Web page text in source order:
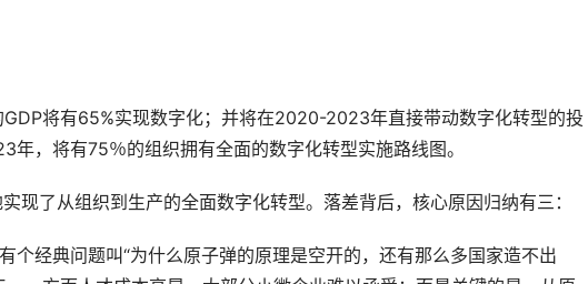
将有65%实现数字化；并将在2020-2023年直接带动数字化转型的投
，将有75％的组织拥有全面的数字化转型实施路线图。
现了从组织到生产的全面数字化转型。落差背后，核心原因归纳有三：
经典问题叫“为什么原子弹的原理是空开的，还有那么多国家造不出